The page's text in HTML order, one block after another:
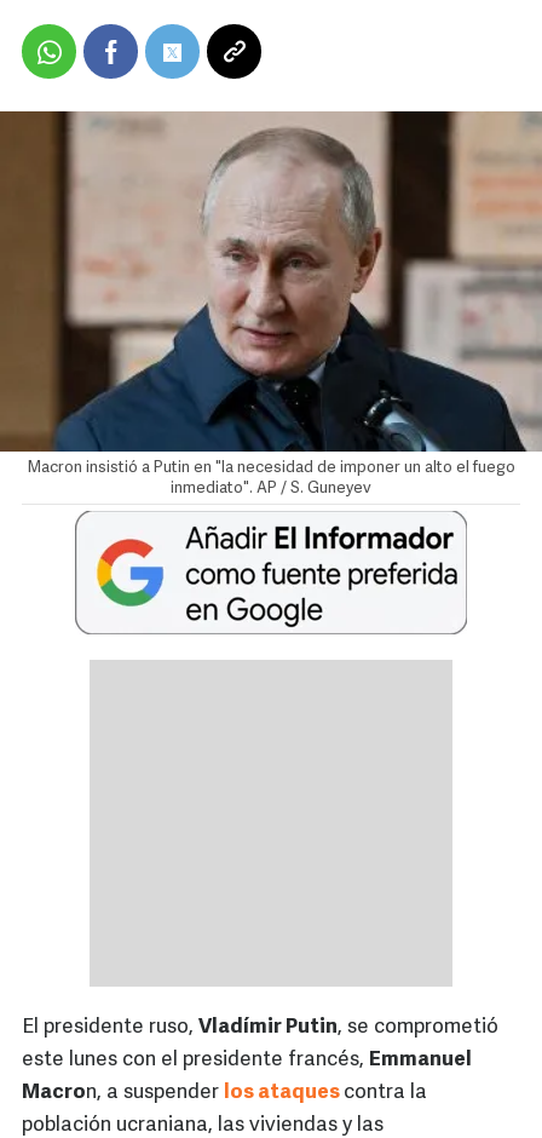
Macron insistió a Putin en "la necesidad de imponer un alto el fuego
inmediato". AP / S. Guneyev
El presidente ruso, Vladímir Putin, se comprometió
este lunes con el presidente francés, Emmanuel
Macron, a suspender los ataques contra la
población ucraniana, las viviendas y las